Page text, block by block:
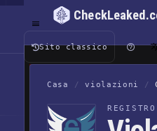
Sito classico
Casa / violazioni /